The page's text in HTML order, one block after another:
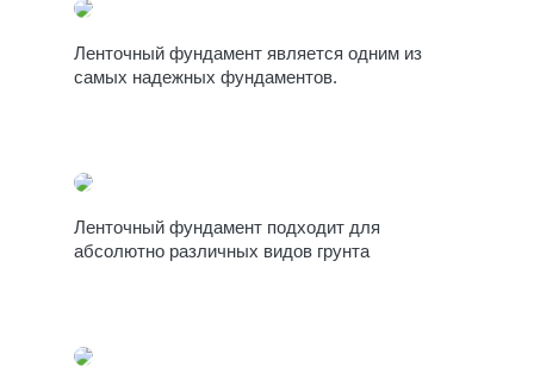
Ленточный фундамент является одним из
самых надежных фундаментов.
Ленточный фундамент подходит для
абсолютно различных видов грунта